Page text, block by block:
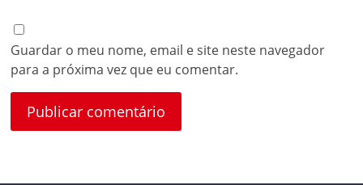
Guardar o meu nome, email e site neste navegador
para a próxima vez que eu comentar.